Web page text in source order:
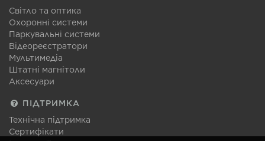
Світло та оптика
Охоронні системи
Паркувальні системи
Відеореєстратори
Мультимедіа
Штатні магнітоли
Аксесуари
ПІДТРИМКА
Технічна підтримка
Сертифікати